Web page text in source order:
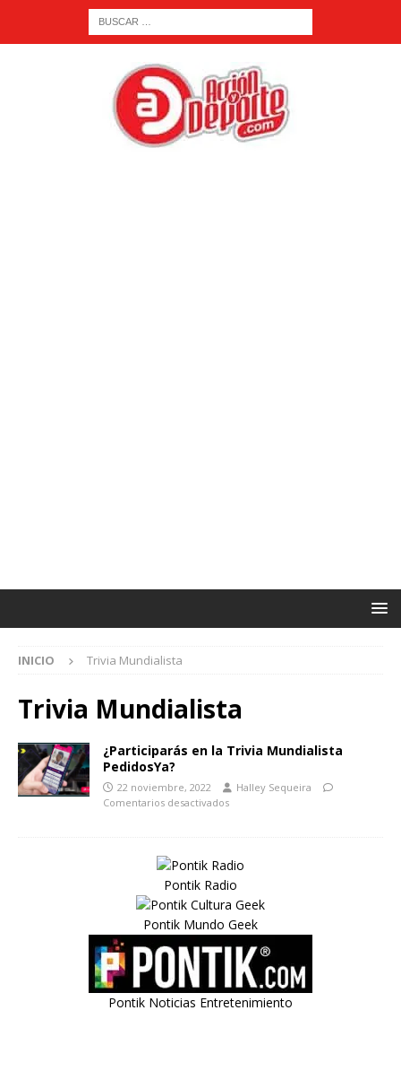
INICIO Trivia Mundialista
Trivia Mundialista
¿Participarás en la Trivia Mundialista
PedidosYa?
22 noviembre, 2022
Halley Sequeira
Comentarios desactivados
Pontik Radio
Pontik Mundo Geek
Pontik Noticias Entretenimiento